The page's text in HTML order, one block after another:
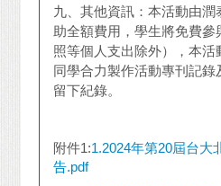
九、其他資訊：本活動由潤
助全額費用，學生將免費參
照等個人支出除外），本活
同學合力製作活動專刊記錄
留下紀錄。
附件1:1.2024年第20屆台大
告.pdf